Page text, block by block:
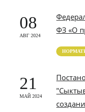
08
АВГ 2024
ФЗ «О
21
МАЙ 2024